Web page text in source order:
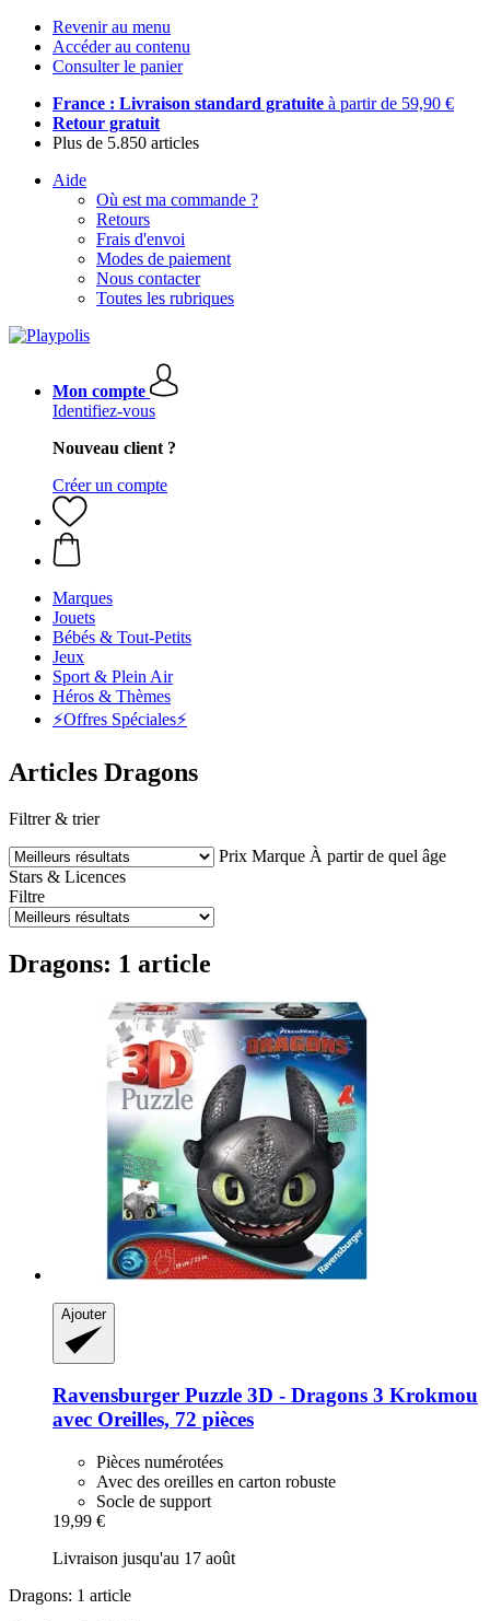
Revenir au menu
Accéder au contenu
Consulter le panier
France : Livraison standard gratuite à partir de 59,90 €
Retour gratuit
Plus de 5.850 articles
Aide
Où est ma commande ?
Retours
Frais d'envoi
Modes de paiement
Nous contacter
Toutes les rubriques
Mon compte
Identifiez-vous
Nouveau client ?
Créer un compte
Marques
Jouets
Bébés & Tout-Petits
Jeux
Sport & Plein Air
Héros & Thèmes
⚡️Offres Spéciales⚡️
Articles Dragons
Filtrer & trier
Prix Marque À partir de quel âge
Stars & Licences
Filtre
Dragons: 1 article
Ajouter
Ravensburger Puzzle 3D -​ Dragons 3 Krokmou
avec Oreilles, 72 pièces
Pièces numérotées
Avec des oreilles en carton robuste
Socle de support
19,99 €
Livraison jusqu'au 17 août
Dragons: 1 article